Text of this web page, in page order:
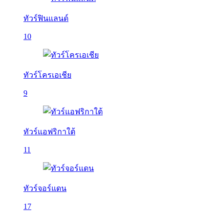
ทัวร์ฟินแลนด์
10
ทัวร์โครเอเชีย
9
ทัวร์แอฟริกาใต้
11
ทัวร์จอร์แดน
17